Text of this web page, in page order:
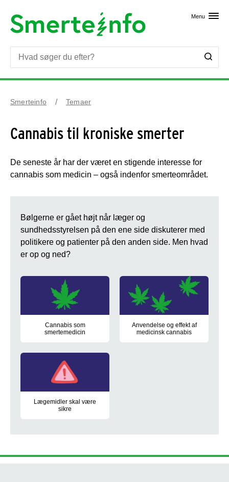
Menu
Smerteinfo Temaer
Cannabis til kroniske smerter
De seneste år har der været en stigende interesse for
cannabis som medicin – også indenfor smerteområdet.
Bølgerne er gået højt når læger og
sundhedsstyrelsen på den ene side diskuterer med
politikere og patienter på den anden side. Men hvad
er op og ned?
Cannabis som
smertemedicin
Anvendelse og effekt af
medicinsk cannabis
Lægemidler skal være
sikre